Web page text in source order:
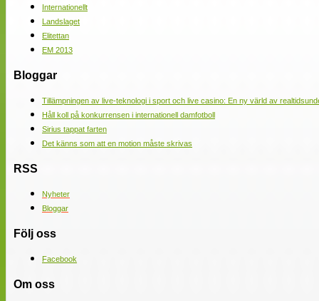
Internationellt
Landslaget
Elitettan
EM 2013
Bloggar
Tillämpningen av live-teknologi i sport och live casino: En ny värld av
Håll koll på konkurrensen i internationell damfotboll
Sirius tappat farten
Det känns som att en motion måste skrivas
RSS
Nyheter
Bloggar
Följ oss
Facebook
Om oss